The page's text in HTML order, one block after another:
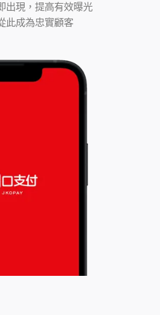
出現，提高有效曝光
此成為忠實顧客